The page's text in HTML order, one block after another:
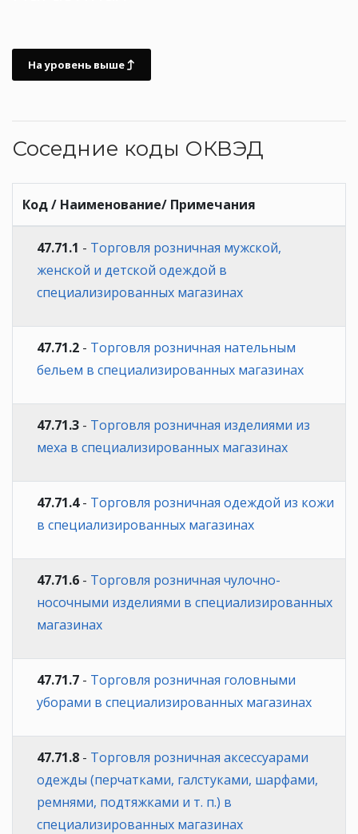
На уровень выше
Соседние коды ОКВЭД
Код / Наименование/ Примечания
47.71.1 - Торговля розничная мужской,
женской и детской одеждой в
специализированных магазинах
47.71.2 - Торговля розничная нательным
бельем в специализированных магазинах
47.71.3 - Торговля розничная изделиями из
меха в специализированных магазинах
47.71.4- Торговля розничная одеждой из кожи
в специализированных магазинах
47.71.6 - Торговля розничная чулочно-
носочными изделиями в специализированных
магазинах
47.71.7 - Торговля розничная головными
уборами в специализированных магазинах
47.71.8 - Торговля розничная аксессуарами
одежды (перчатками, галстуками, шарфами,
ремнями, подтяжками и т. п.) в
специализированных магазинах